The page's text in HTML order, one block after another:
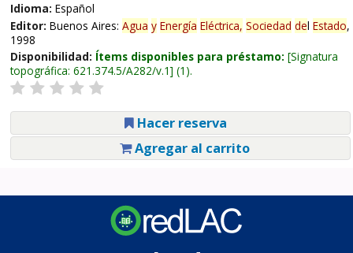
Idioma: Español
Editor: Buenos Aires: Agua y Energía Eléctrica, Sociedad del Estado,
1998
Disponibilidad: Ítems disponibles para préstamo: Signatura
topográfica: 621.374.5/A282/v.1 (1).
Hacer reserva
Agregar al carrito